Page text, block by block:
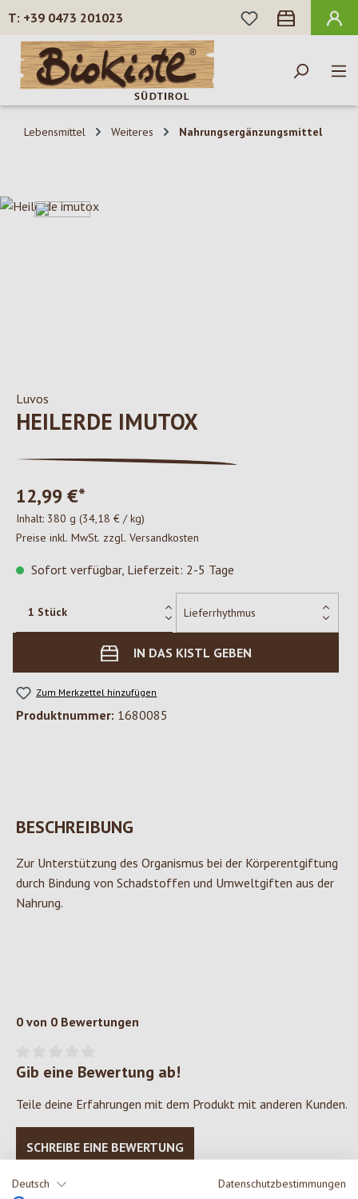
Deutsch Datenschutzbestimmungen
Zum Hauptinhalt springen
+39 0473 201023
DU HAST 0
Lebensmittel Weiteres Nahrungsergänzungsmittel
Bildergalerie überspringen
Luvos
HEILERDE IMUTOX
12,99 €*
Inhalt: 380 g (34,18 € / kg)
Preise inkl. MwSt. zzgl. Versandkosten
Sofort verfügbar, Lieferzeit: 2-5 Tage
IN DAS KISTL GEBEN
Zum Merkzettel hinzufügen
Produktnummer: 1680085
BESCHREIBUNG
Zur Unterstützung des Organismus bei der Körperentgiftung
durch Bindung von Schadstoffen und Umweltgiften aus der
Nahrung.
0 von 0 Bewertungen
Durchschnittliche Bewertung von 0 von 5 Sternen
Gib eine Bewertung ab!
Teile deine Erfahrungen mit dem Produkt mit anderen Kunden.
SCHREIBE EINE BEWERTUNG
Bewertungen nur in der aktuellen Sprache anzeigen.